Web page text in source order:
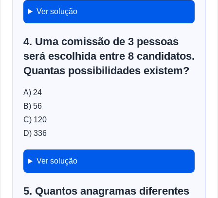
Ver solução
4. Uma comissão de 3 pessoas
será escolhida entre 8 candidatos.
Quantas possibilidades existem?
A) 24
B) 56
C) 120
D) 336
Ver solução
5. Quantos anagramas diferentes